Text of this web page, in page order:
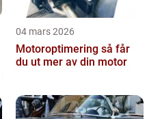
04 mars 2026
Motoroptimering så får
du ut mer av din motor